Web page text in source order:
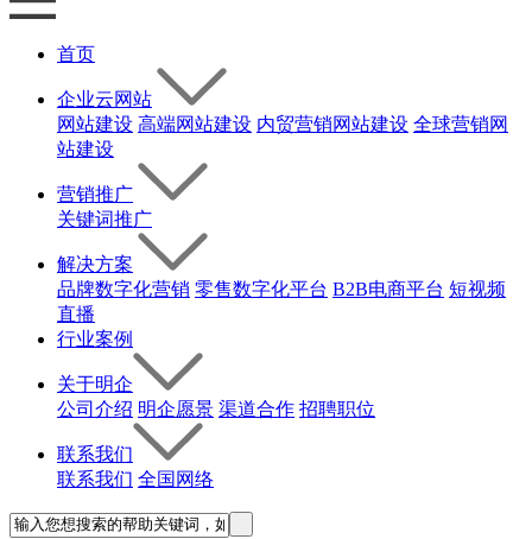
首页
企业云网站
网站建设 高端网站建设 内贸营销网站建设 全球营销网
站建设
营销推广
关键词推广
解决方案
品牌数字化营销 零售数字化平台 B2B电商平台 短视频
直播
行业案例
关于明企
公司介绍 明企愿景 渠道合作 招聘职位
联系我们
联系我们 全国网络